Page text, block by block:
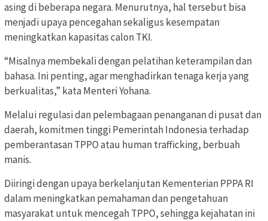
asing di beberapa negara. Menurutnya, hal tersebut bisa
menjadi upaya pencegahan sekaligus kesempatan
meningkatkan kapasitas calon TKI.
“Misalnya membekali dengan pelatihan keterampilan dan
bahasa. Ini penting, agar menghadirkan tenaga kerja yang
berkualitas,” kata Menteri Yohana.
Melalui regulasi dan pelembagaan penanganan di pusat dan
daerah, komitmen tinggi Pemerintah Indonesia terhadap
pemberantasan TPPO atau human trafficking, berbuah
manis.
Diiringi dengan upaya berkelanjutan Kementerian PPPA RI
dalam meningkatkan pemahaman dan pengetahuan
masyarakat untuk mencegah TPPO, sehingga kejahatan ini